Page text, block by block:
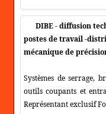
DIBE - diffusion
postes de travail -
mécanique de
Systèmes de serrage,
outils coupants et
Représentant exclusif